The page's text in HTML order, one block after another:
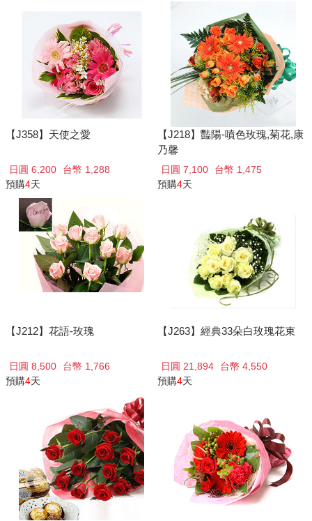
【J358】天使之愛
日圓 6,200
台幣 1,288
預購4天
【J218】豔陽-噴色玫瑰,菊花,康
乃馨
日圓 7,100
台幣 1,475
預購4天
【J212】花語-玫瑰
日圓 8,500
台幣 1,766
預購4天
【J263】經典33朵白玫瑰花束
日圓 21,894
台幣 4,550
預購4天